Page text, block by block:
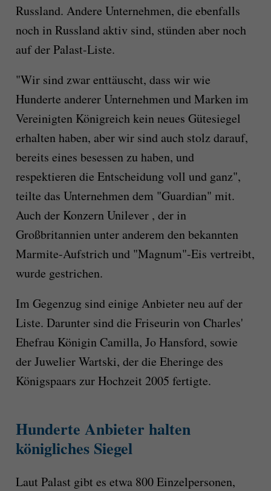
Russland. Andere Unternehmen, die ebenfalls
noch in Russland aktiv sind, stünden aber noch
auf der Palast-Liste.
"Wir sind zwar enttäuscht, dass wir wie
Hunderte anderer Unternehmen und Marken im
Vereinigten Königreich kein neues Gütesiegel
erhalten haben, aber wir sind auch stolz darauf,
bereits eines besessen zu haben, und
respektieren die Entscheidung voll und ganz",
teilte das Unternehmen dem "Guardian" mit.
Auch der Konzern Unilever , der in
Großbritannien unter anderem den bekannten
Marmite-Aufstrich und "Magnum"-Eis vertreibt,
wurde gestrichen.
Im Gegenzug sind einige Anbieter neu auf der
Liste. Darunter sind die Friseurin von Charles'
Ehefrau Königin Camilla, Jo Hansford, sowie
der Juwelier Wartski, der die Eheringe des
Königspaars zur Hochzeit 2005 fertigte.
Hunderte Anbieter halten
königliches Siegel
Laut Palast gibt es etwa 800 Einzelpersonen,